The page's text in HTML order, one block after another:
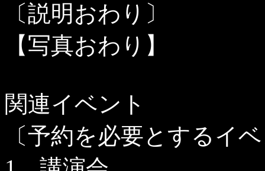
〔説明おわり〕
【写真おわり】
関連イベント
〔予約を必要とするイ